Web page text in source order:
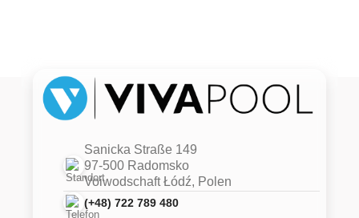
Sanicka Straße 149
97-500 Radomsko
Voiwodschaft Łódź, Polen
(+48) 722 789 480